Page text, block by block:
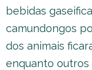
bebidas
camundongos
dos animais
enquanto outros